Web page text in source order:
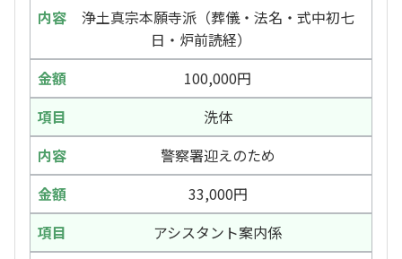
浄土真宗本願寺派（葬儀・法名・式中初七
日・炉前読経）
100,000円
洗体
警察署迎えのため
33,000円
アシスタント案内係